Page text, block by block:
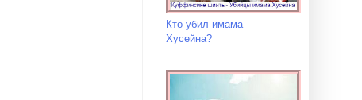
Кто убил имама
Хусейна?